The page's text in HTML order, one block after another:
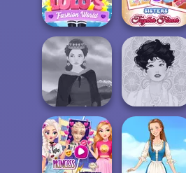
Lulus Fashion
World
Sisters Together
Forever
Medieval Woman Belle Époque